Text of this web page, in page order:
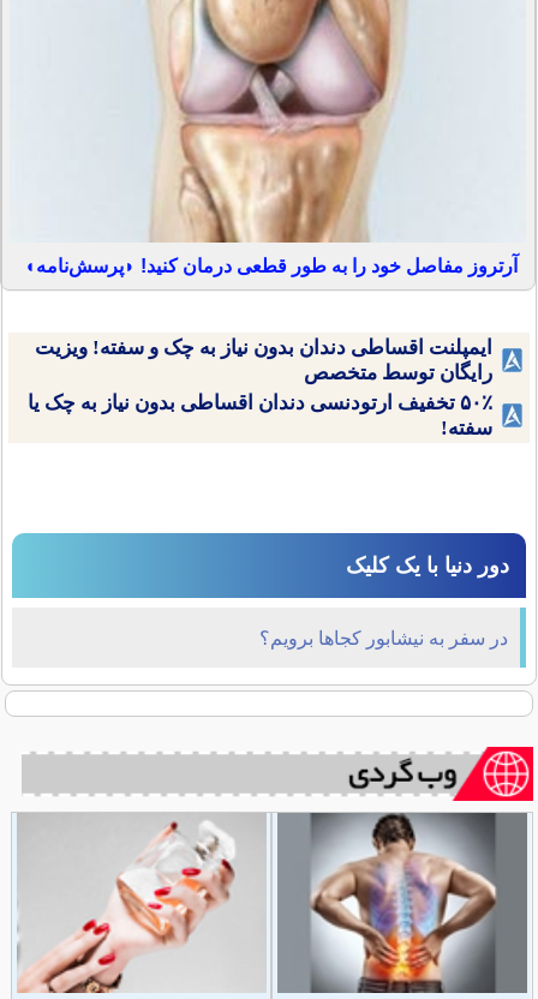
آرتروز مفاصل خود را به طور قطعی درمان کنید! ◗پرسش‌نامه◖
ایمپلنت اقساطی دندان بدون نیاز به چک و سفته! ویزیت
رایگان توسط متخصص
۵۰٪ تخفیف ارتودنسی دندان اقساطی بدون نیاز به چک یا
سفته!
دور دنیا با یک کلیک
در سفر به نیشابور کجاها برویم؟